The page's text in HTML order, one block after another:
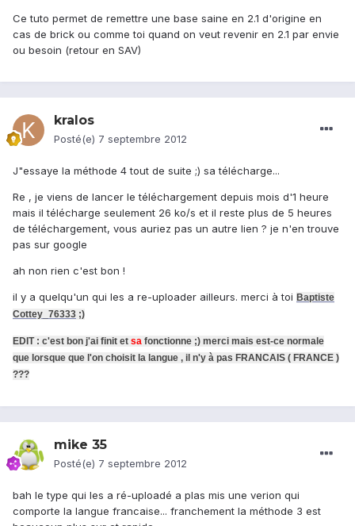
Ce tuto permet de remettre une base saine en 2.1 d'origine en
cas de brick ou comme toi quand on veut revenir en 2.1 par envie
ou besoin (retour en SAV)
kralos
Posté(e) 7 septembre 2012
J"essaye la méthode 4 tout de suite ;) sa télécharge...
Re , je viens de lancer le téléchargement depuis mois d'1 heure
mais il télécharge seulement 26 ko/s et il reste plus de 5 heures
de téléchargement, vous auriez pas un autre lien ? je n'en trouve
pas sur google
ah non rien c'est bon !
il y a quelqu'un qui les a re-uploader ailleurs. merci à toi Baptiste
Cottey_76333 ;)
EDIT : c'est bon j'ai finit et sa fonctionne ;) merci mais est-ce normale
que lorsque que l'on choisit la langue , il n'y à pas FRANCAIS ( FRANCE )
???
mike 35
Posté(e) 7 septembre 2012
bah le type qui les a ré-uploadé a plas mis une verion qui
comporte la langue francaise... franchement la méthode 3 est